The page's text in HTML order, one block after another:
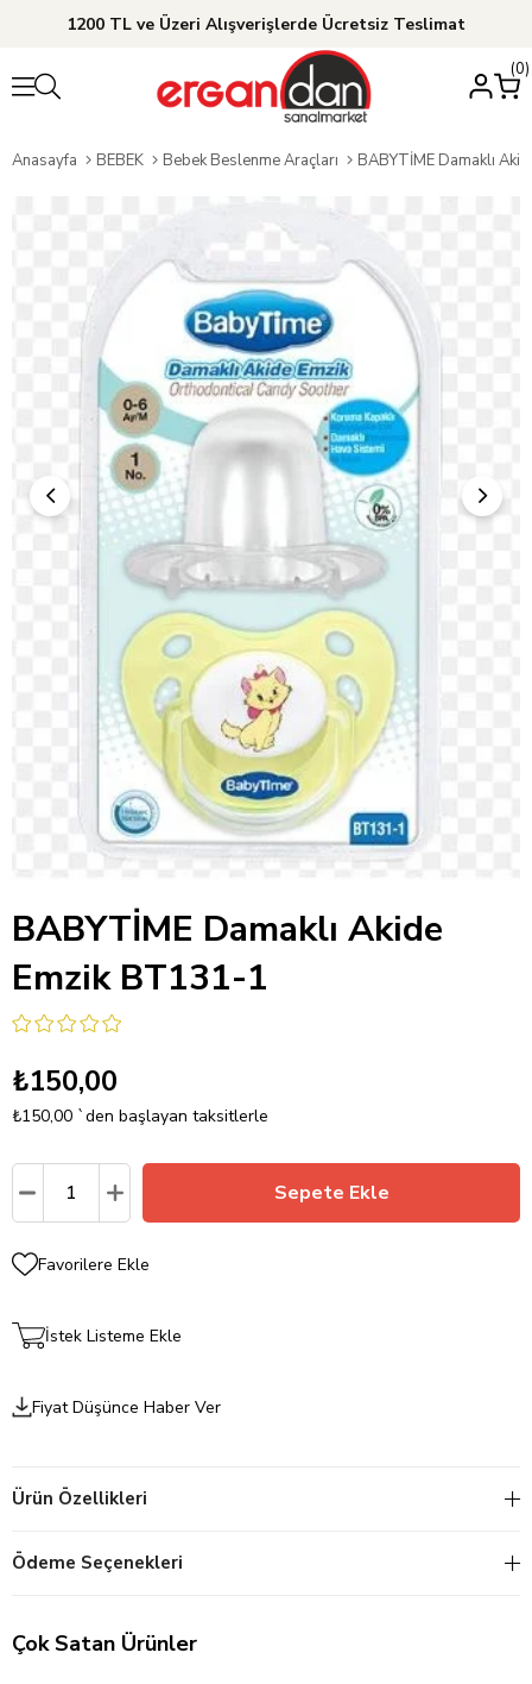
1200 TL ve Üzeri Alışverişlerde Ücretsiz Teslimat
0
Anasayfa BEBEK Bebek Beslenme Araçları BABYTİME Damaklı
BABYTİME Damaklı Akide
Emzik BT131-1
₺150,00
₺150,00 `den başlayan taksitlerle
Favorilere Ekle
İstek Listeme Ekle
Fiyat Düşünce Haber Ver
Ürün Özellikleri
Ödeme Seçenekleri
Çok Satan Ürünler